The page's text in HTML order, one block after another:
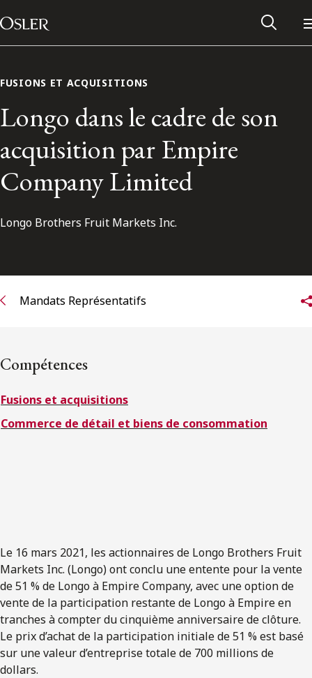
Passer au contenu
Main Navigation
S’abonner aux articles Osler
S’abonner
FUSIONS ET ACQUISITIONS
Longo dans le cadre de son
acquisition par Empire
Company Limited
Longo Brothers Fruit Markets Inc.
Mandats Représentatifs
Compétences
Fusions et acquisitions
Commerce de détail et biens de consommation
Le 16 mars 2021, les actionnaires de Longo Brothers Fruit
Markets Inc. (Longo) ont conclu une entente pour la vente
de 51 % de Longo à Empire Company, avec une option de
vente de la participation restante de Longo à Empire en
tranches à compter du cinquième anniversaire de clôture.
Le prix d’achat de la participation initiale de 51 % est basé
sur une valeur d’entreprise totale de 700 millions de
dollars.